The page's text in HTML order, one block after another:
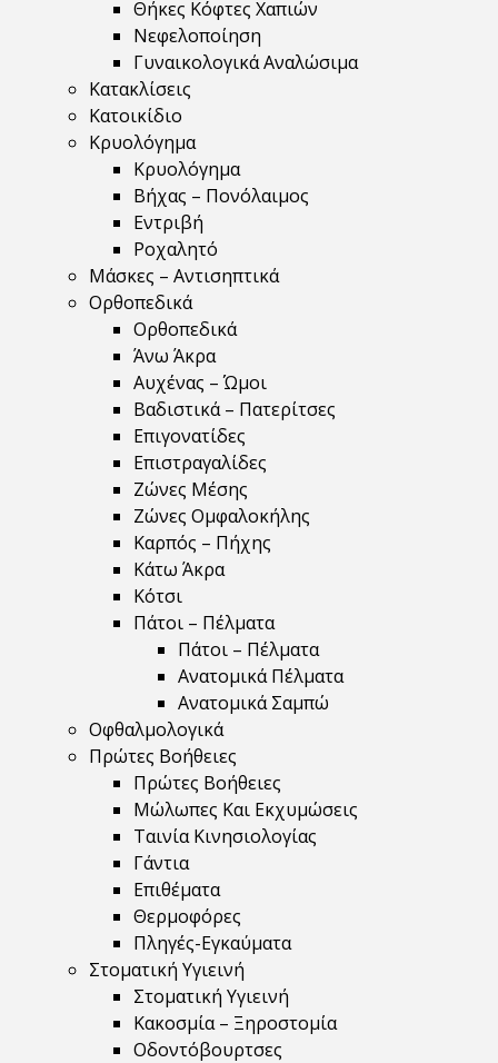
Θήκες Κόφτες Χαπιών
Νεφελοποίηση
Γυναικολογικά Αναλώσιμα
Κατακλίσεις
Κατοικίδιο
Κρυολόγημα
Κρυολόγημα
Βήχας – Πονόλαιμος
Εντριβή
Ροχαλητό
Μάσκες – Αντισηπτικά
Ορθοπεδικά
Ορθοπεδικά
Άνω Άκρα
Αυχένας – Ώμοι
Βαδιστικά – Πατερίτσες
Επιγονατίδες
Επιστραγαλίδες
Ζώνες Μέσης
Ζώνες Ομφαλοκήλης
Καρπός – Πήχης
Κάτω Άκρα
Κότσι
Πάτοι – Πέλματα
Πάτοι – Πέλματα
Ανατομικά Πέλματα
Ανατομικά Σαμπώ
Οφθαλμολογικά
Πρώτες Βοήθειες
Πρώτες Βοήθειες
Μώλωπες Και Εκχυμώσεις
Ταινία Κινησιολογίας
Γάντια
Επιθέματα
Θερμοφόρες
Πληγές-Εγκαύματα
Στοματική Υγιεινή
Στοματική Υγιεινή
Κακοσμία – Ξηροστομία
Οδοντόβουρτσες